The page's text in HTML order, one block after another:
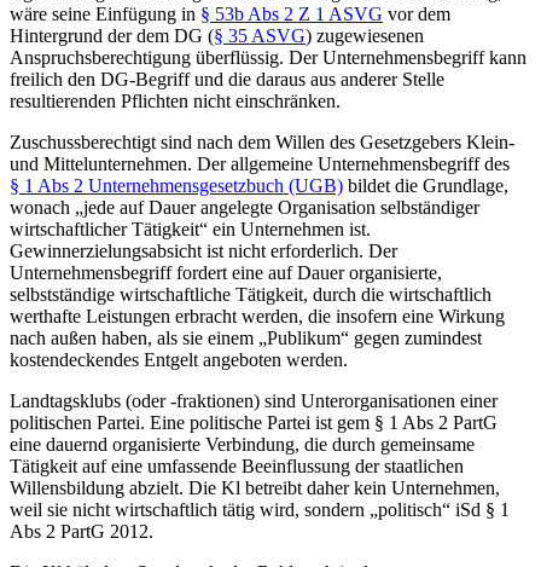
wäre seine Einfügung in § 53b Abs 2 Z 1 ASVG vor dem
Hintergrund der dem DG (§ 35 ASVG) zugewiesenen
Anspruchsberechtigung überflüssig. Der Unternehmensbegriff kann
freilich den DG-Begriff und die daraus aus anderer Stelle
resultierenden Pflichten nicht einschränken.
Zuschussberechtigt sind nach dem Willen des Gesetzgebers Klein-
und Mittelunternehmen. Der allgemeine Unternehmensbegriff des
§ 1 Abs 2 Unternehmensgesetzbuch (UGB) bildet die Grundlage,
wonach „jede auf Dauer angelegte Organisation selbständiger
wirtschaftlicher Tätigkeit“ ein Unternehmen ist.
Gewinnerzielungsabsicht ist nicht erforderlich. Der
Unternehmensbegriff fordert eine auf Dauer organisierte,
selbstständige wirtschaftliche Tätigkeit, durch die wirtschaftlich
werthafte Leistungen erbracht werden, die insofern eine Wirkung
nach außen haben, als sie einem „Publikum“ gegen zumindest
kostendeckendes Entgelt angeboten werden.
Landtagsklubs (oder -fraktionen) sind Unterorganisationen einer
politischen Partei. Eine politische Partei ist gem § 1 Abs 2 PartG
eine dauernd organisierte Verbindung, die durch gemeinsame
Tätigkeit auf eine umfassende Beeinflussung der staatlichen
Willensbildung abzielt. Die Kl betreibt daher kein Unternehmen,
weil sie nicht wirtschaftlich tätig wird, sondern „politisch“ iSd § 1
Abs 2 PartG 2012.